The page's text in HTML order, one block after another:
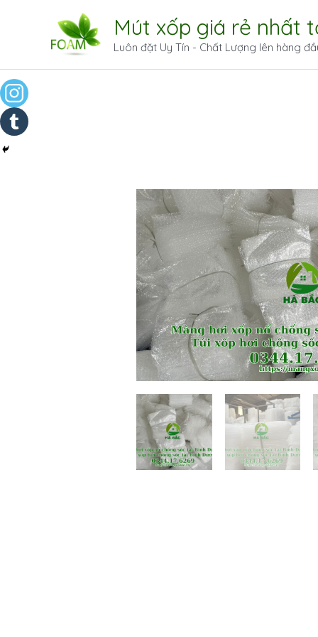
Mút xốp giá rẻ nhất
Luôn đặt Uy Tín - Chất Lượng lên hàng